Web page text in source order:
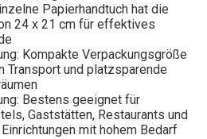
Papierhandtuch hat die
24 x 21 cm für effektives
Kompakte Verpackungsgröße
Transport und platzsparende
Bestens geeignet für
Gaststätten, Restaurants und
mit hohem Bedarf